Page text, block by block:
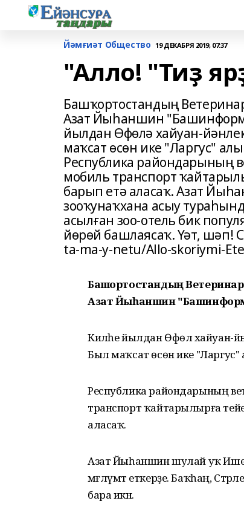
Йәмғиәт Общество 19 ДЕКАБРЯ 2019, 07:37
"Алло! "Тиҙ
Башҡортостандың
Азат Йыһаншин
йылдан Өфөлә хайуан-
маҡсат өсөн ике "Ларгус"
Республика райондарының
мобиль транспорт
барып етә аласаҡ. Азат
зооҡунаҡхана асыу
асылған зоо-отель бик
йөрөй башлаясаҡ. Үәт, шәп!
ta-ma-y-netu/Allo-skoriymi-
Башҡортостандың
Азат Йыһаншин
Киләһе йылдан Өфөлә хайуан-
Был маҡсат өсөн ике "Ларгус"
Республика райондарының
транспорт ҡайтарылырға
аласаҡ.
Азат Йыһаншин шулай уҡ
мәғлүмәт еткерҙе. Баҡһаң,
бара икән.